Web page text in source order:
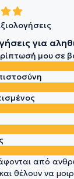
για
μου σε
από
θέλουν να